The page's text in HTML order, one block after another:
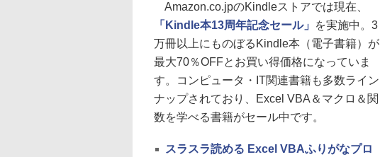
Amazon.co.jpのKindleストアでは現在、
「Kindle本13周年記念セール」
を実施中。3
万冊以上にものぼるKindle本（電子書籍）が
最大70％OFFとお買い得価格になっていま
す。コンピュータ・IT関連書籍も多数ライン
ナップされており、Excel VBA＆マクロ＆関
数を学べる書籍がセール中です。
スラスラ読める Excel VBAふりがなプロ